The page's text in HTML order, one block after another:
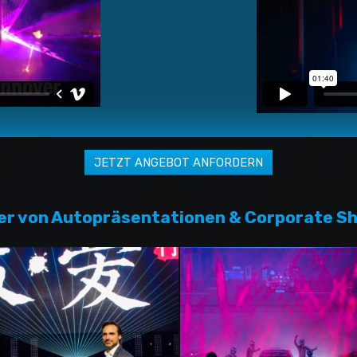
von Autopräsentationen & Corporate